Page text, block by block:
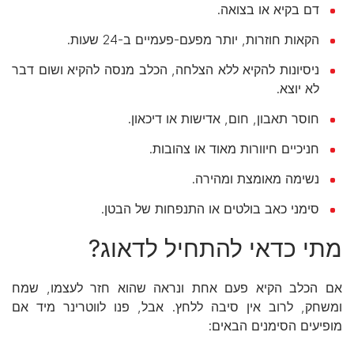
דם בקיא או בצואה.
הקאות חוזרות, יותר מפעם-פעמיים ב-24 שעות.
ניסיונות להקיא ללא הצלחה, הכלב מנסה להקיא ושום דבר
לא יוצא.
חוסר תאבון, חום, אדישות או דיכאון.
חניכיים חיוורות מאוד או צהובות.
נשימה מאומצת ומהירה.
סימני כאב בולטים או התנפחות של הבטן.
מתי כדאי להתחיל לדאוג?
אם הכלב הקיא פעם אחת ונראה שהוא חזר לעצמו, שמח
ומשחק, לרוב אין סיבה ללחץ. אבל, פנו לווטרינר מיד אם
מופיעים הסימנים הבאים: